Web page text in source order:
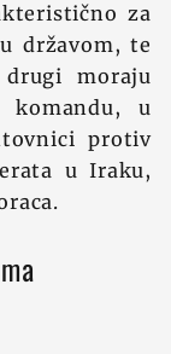
za
državom, te
moraju
u
protiv
u Iraku,